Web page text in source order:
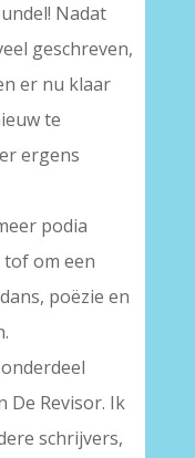
Nadat
geschreven,
er nu klaar
te
ergens
podia
om een
poëzie en
De Revisor. Ik
schrijvers,